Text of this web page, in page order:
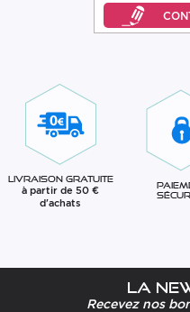
Livraison gratuite
à partir de 50 €
d'achats
La
Recevez nos